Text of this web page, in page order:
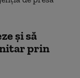
și să
prin